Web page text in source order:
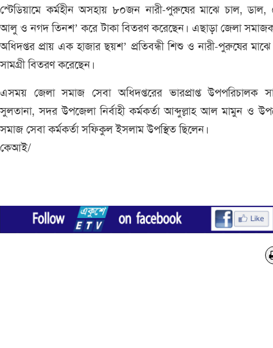
স্টেডিয়ামে কর্মহীন অসহায় ৮০জন নারী-পুরুষের মাঝে চাল, ডাল,
আলু ও নগদ তিনশ’ করে টাকা বিতরণ করেছেন। এছাড়া জেলা
অধিদপ্তর প্রায় এক হাজার ছয়শ’ প্রতিবন্ধী শিশু ও নারী-পুরুষের মাঝে
সামগ্রী বিতরণ করেছেন।
এসময় জেলা সমাজ সেবা অধিদপ্তরের ভারপ্রাপ্ত উপপরিচালক
সুলতানা, সদর উপজেলা নির্বাহী কর্মকর্তা আব্দুল্লাহ আল মামুন ও
সমাজ সেবা কর্মকর্তা সফিকুল ইসলাম উপস্থিত ছিলেন।
কেআই/